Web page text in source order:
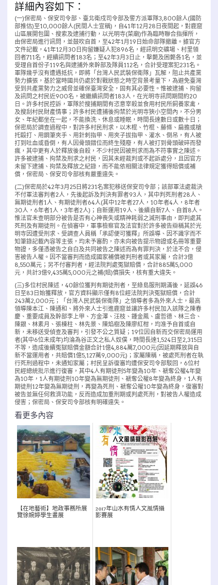
詳細內容如下：
(一)保密局、保安司令部、臺北衛戍司令部及警方派軍隊3,800餘人(國防
部推估)至10,000餘人(民間人士宣稱)，自41年12月28日夜間起，對鹿窟
山區展開包圍、搜索及逮捕行動，以光明寺(菜廟)作為臨時聯合指揮所，
由保密局進行訊問，並鼓吹自首，至42年1月19日始命部隊撤離。據官方
文件記載，41年12月30日拘留嫌疑人犯896名，經訊明交礦場、村里領
回者711名，經續訊問者183名；至42年3月3日止，擊斃及困斃各1名，並
受理自首份子119名與逮捕外來幹部及隊員112名，合計受理案犯231名。
軍隊幾乎沒有遭遇抵抗，即將「台灣人民武裝保衛隊」瓦解，阻止共產黨
勢力擴張，基於當時國共仍處於對戰狀態之時空背景考量下，為避免臺灣
受到共產黨勢力之威脅並確保臺灣安全，固有其必要性。惟被逮捕、拘留
及訊問之村民近900名，被繼續訊問者183人，在光明寺訊問期間約20
日。許多村民控訴，軍隊於搜捕期間有恣意宰殺並食用村民所飼養家禽，
及搜刮村民財產情事；許多村民遭捕後拘禁於光明寺狹小空間內，不分男
女、年紀都坐在一起，不能換洗、休息或睡眠，時間長達數日或數十日；
保密局於調查過程中，對許多村民刑求，以木棍、竹棍、藤條、扁擔或槍
托毆打、用鋼筆夾手、用針刺指甲、用夾子拔指甲、灌水、倒吊，有人被
打到吐血或昏倒，有人因骨頭錯位而終生殘廢，有人被打到骨頭破碎而發
瘋，其中更有人於釋放後自殺，不少村民因被刑求而為不符事實之陳述。
許多被逮捕、拘禁及刑求之村民，因其未經裁判或不起訴處分，且因官方
未留下逮捕、拘禁及釋放之紀錄，而不能依相關法律規定獲得賠償或補
償，保密局、保安司令部核有嚴重違失。
(二)保密局於42年3月25日將231名案犯移送保安司令部；該部軍法處裁決
不付軍法審判者2人，先後起訴及判決有罪者93人，其中判死刑者28人、
無期徒刑者1人、有期徒刑者64人(其中12年者27人，10年者4人，8年者
30人，6年者1人，3年者2人)；自新運用19人、後續自新7人、自首8人。
惟法官未查明部分被告是否有心神喪失或精神耗弱之減刑事由，即判處其
死刑及有期徒刑。在偵審中，軍事檢察官及法官對於許多被告辯稱其於光
明寺因遭受刑求、受調查人員稱「承認便可獲釋」所誤導、因不識字而不
知筆錄記載內容等主張，均未予審酌，亦未向被告提示物證或名冊等重要
物證，多僅憑被告之自白及共同被告之陳述而為有罪判決，於法不合，侵
害被告人權。因不當審判而造成國家補償被判刑者或其家屬，合計3億
8,550萬元；另不付審判者，經法院判處冤獄賠償，合計885萬5,000
元，共計3億9,435萬5,000元之補(賠)償損失，核有重大違失。
(三)多位村民陳述，40餘位獲判有期徒刑者，至綠島服刑期滿後，延誤46
日至83日始獲釋放，官方資料顯示僅有8位經法院判決冤獄賠償，合計
243萬2,000元；「台灣人民武裝保衛隊」之領導者多為外來人士，最高
領導陳本江、陳通和、將外來人士引進鹿窟並讓許多村民加入該隊之陳春
慶、重要成員及幹部李上甲、方金澤、汪枝、鍾金鳳、盧哲德、林三合、
陳銀、林素月、張棟柱、林先景、陳焰樹及陳廖紅柑，均准予自首或自
新，未移送受偵查及審判，引發不公之質疑；19位因自新而交保密局運用
者(其中6位未成年)均淪為谷正文之私人奴僕，時間長達1,524日至2,315日
不等，造成後續冤獄賠償金額合計1億4,884萬7,000元(因延期釋放與自
新不當運用者，共賠償1億5,127萬9,000元)；家屬陳稱，被處死刑者在執
行死刑過程中，未通知家屬；村民呈訴復審均遭保安司令部駁回，6位村
民經總統批示進行復審，其中4人有期徒刑5年變為10年、褫奪公權4年變
為10年，1人有期徒刑10年變為無期徒刑、褫奪公權8年變為終身，1人有
期徒刑12年變為無期徒刑，再變為死刑、褫奪公權10年變為終身，復審對
被告並無任何救濟功能，反而造成加重刑期或判處死刑，對被告人權造成
侵害；保密局、保安司令部核有明確違失。
看更多內容
【在地藝術】地政事務所展
覽徐婉婷學生畫展
2017年山水有情人文風情攝
影賽展